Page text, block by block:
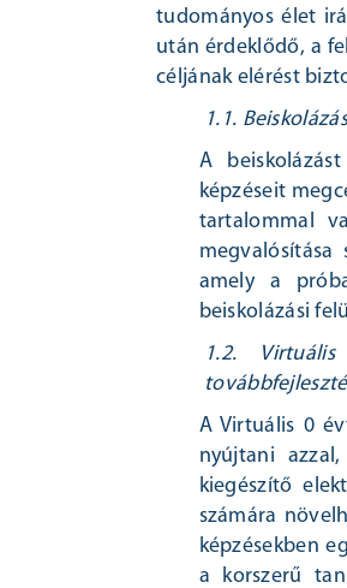
tudományos élet
után érdeklődő, a
céljának elérést
1.1.
A
képzéseit
tartalommal
megvalósítása
amely a
beiskolázási
1.2.
A Virtuális 0
nyújtani
kiegészítő
számára
képzésekben
a korszerű